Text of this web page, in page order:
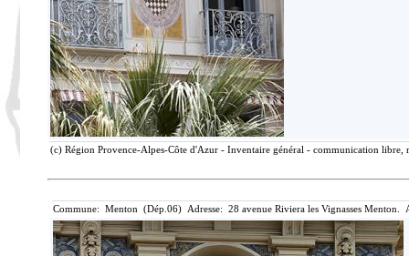
(c) Région Provence-Alpes-Côte d'Azur - Inventaire général - communication libre,
Commune: Menton (Dép.06) Adresse: 28 avenue Riviera les Vignasses